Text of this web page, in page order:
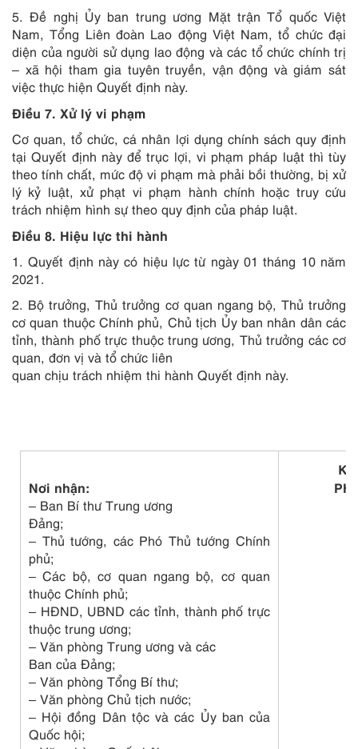
5. Đề nghị Ủy ban trung ương Mặt trận Tổ quốc Việt
Nam, Tổng Liên đoàn Lao động Việt Nam, tổ chức đại
diện của người sử dụng lao động và các tổ chức chính trị
– xã hội tham gia tuyên truyền, vận động và giám sát
việc thực hiện Quyết định này.
Điều 7. Xử lý vi phạm
Cơ quan, tổ chức, cá nhân lợi dụng chính sách quy định
tại Quyết định này để trục lợi, vi phạm pháp luật thì tùy
theo tính chất, mức độ vi phạm mà phải bồi thường, bị xử
lý kỷ luật, xử phạt vi phạm hành chính hoặc truy cứu
trách nhiệm hình sự theo quy định của pháp luật.
Điều 8. Hiệu lực thi hành
1. Quyết định này có hiệu lực từ ngày 01 tháng 10 năm
2021.
2. Bộ trưởng, Thủ trưởng cơ quan ngang bộ, Thủ trưởng
cơ quan thuộc Chính phủ, Chủ tịch Ủy ban nhân dân các
tỉnh, thành phố trực thuộc trung ương, Thủ trưởng các cơ
quan, đơn vị và tổ chức liên
quan chịu trách nhiệm thi hành Quyết định này.
Nơi nhận:
– Ban Bí thư Trung ương
Đảng;
– Thủ tướng, các Phó Thủ tướng Chính
phủ;
– Các bộ, cơ quan ngang bộ, cơ quan
thuộc Chính phủ;
– HĐND, UBND các tỉnh, thành phố trực
thuộc trung ương;
– Văn phòng Trung ương và các
Ban của Đảng;
– Văn phòng Tổng Bí thư;
– Văn phòng Chủ tịch nước;
– Hội đồng Dân tộc và các Ủy ban của
Quốc hội;